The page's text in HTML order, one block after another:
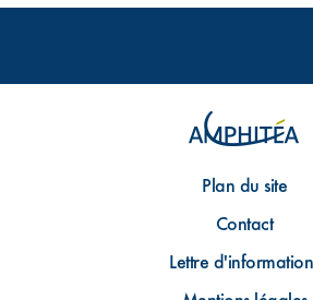
Plan du site
Contact
Lettre